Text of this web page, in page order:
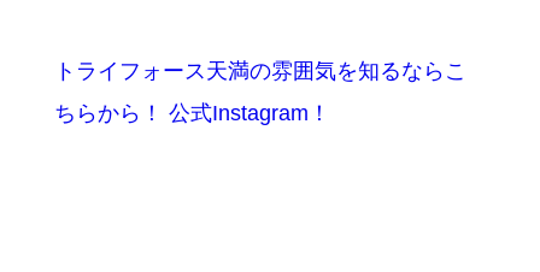
トライフォース天満の雰囲気を知るならこ
ちらから！ 公式Instagram！